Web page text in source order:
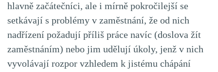
hlavně začátečníci, ale i mírně pokročilejší se
setkávají s problémy v zaměstnání, že od nich
nadřízení požadují příliš práce navíc (doslova žít
zaměstnáním) nebo jim udělují úkoly, jenž v nich
vyvolávají rozpor vzhledem k jistému chápání